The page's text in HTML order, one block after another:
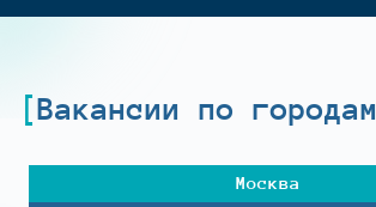
Вакансии по городам
Москва